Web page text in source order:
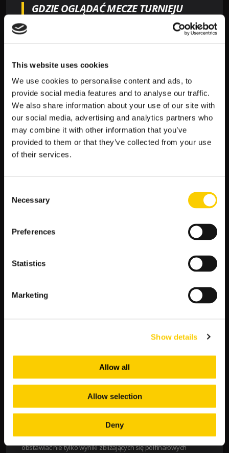
This website uses cookies
We use cookies to personalise content and ads, to
provide social media features and to analyse our traffic.
We also share information about your use of our site with
our social media, advertising and analytics partners who
may combine it with other information that you’ve
provided to them or that they’ve collected from your use
of their services.
Selection
Necessary
Preferences
Statistics
Marketing
Show details
Allow all
Allow selection
Deny
GDZIE OGLĄDAĆ MECZE TURNIEJU
FINAŁOWEGO EHF LIGI MISTRZÓW
będzie można śledzić na żywo dzięki transmisji w Eurosporcie,
a stream online udostępniony będzie na platformie Max.
PIŁKA RĘCZNA W ZAKŁADACH
BUKMACHERSKICH LV BET
Zwycięzca meczu (trzydrogowo i dwudrogowo), wynik meczu i
suma goli, parzysta / nieparzysta liczba goli, wyżej
punktowana połowa czy różnica zwycięstwa – to część rynków,
Tam też postawisz swoje szczęśliwe kupony i skorzystasz z
NA CO ZWRÓCIĆ UWAGĘ PRZY OBSTAWIANIU
Pewne obstawianie wymaga od typera dokładnego
zminimalizować ponoszone ryzyko i stawiać tylko pewne typy
na piłkę ręczną. Na co zwrócić szczególną uwagę? Przede
drużyn znacznie lepiej radzi sobie w domowych meczach, a
którego finaliści Ligi Mistrzów zazwyczaj rywalizują na
neutralnych arenach. Sięgnij też po statystyki drużyn i
porównania H2H. Wszystkie te informacje ułatwią Ci wygraną w
zakładach bukmacherskich!
TYPY I KURSY NA FINAL FOUR 2025
Już dziś w zakładach bukmacherskich LV BET możesz
obstawiać nie tylko wyniki zbliżających się półfinałowych